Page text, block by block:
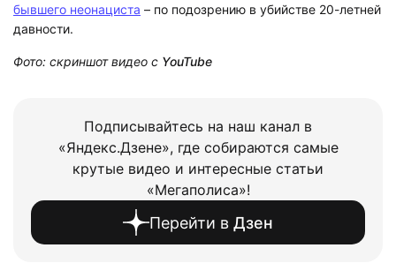
бывшего неонациста – по подозрению в убийстве 20-летней
давности.
Фото: скриншот видео с YouTube
Подписывайтесь на наш канал в
«Яндекс.Дзене», где собираются самые
крутые видео и интересные статьи
«Мегаполиса»!
Перейти в Дзен